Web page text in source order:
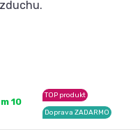
10
TOP produkt
Doprava ZADARMO